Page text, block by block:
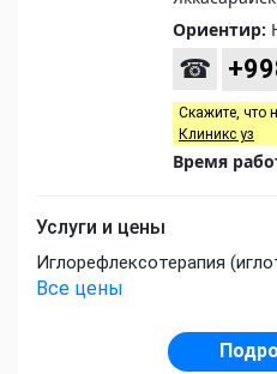
Ориентир:
☎
Скажите, что
Клиникс уз
Время
Услуги и цены
Иглорефлексотерапия
Все цены